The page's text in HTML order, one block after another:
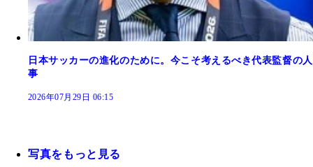
日本サッカーの進化のために。今こそ考えるべき代表監督の人
事
2026年07月29日 06:15
写真をもっと見る